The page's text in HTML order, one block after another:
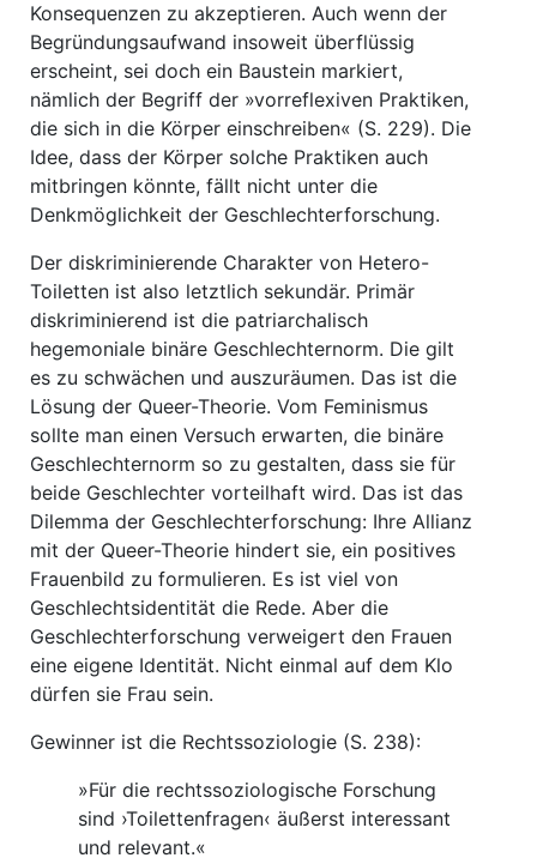
Konsequenzen zu akzeptieren. Auch wenn der
Begründungs­aufwand insoweit überflüssig
erscheint, sei doch ein Baustein markiert,
nämlich der Begriff der »vorreflexiven Praktiken,
die sich in die Körper einschreiben« (S. 229). Die
Idee, dass der Körper solche Praktiken auch
mitbringen könnte, fällt nicht unter die
Denkmöglichkeit der Geschlechterforschung.
Der diskriminierende Charakter von Hetero-
Toiletten ist also letztlich sekundär. Primär
diskriminierend ist die patriarchalisch
hegemoniale binäre Geschlechternorm. Die gilt
es zu schwächen und auszuräumen. Das ist die
Lösung der Queer-Theorie. Vom Feminismus
sollte man einen Versuch erwarten, die binäre
Geschlechternorm so zu gestalten, dass sie für
beide Geschlechter vorteilhaft wird. Das ist das
Dilemma der Geschlechterforschung: Ihre Allianz
mit der Queer-Theorie hindert sie, ein positives
Frauenbild zu formulieren. Es ist viel von
Geschlechtsidentität die Rede. Aber die
Geschlechterforschung verweigert den Frauen
eine eigene Identität. Nicht einmal auf dem Klo
dürfen sie Frau sein.
Gewinner ist die Rechtssoziologie (S. 238):
»Für die rechtssoziologische Forschung
sind ›Toilettenfragen‹ äußerst interessant
und relevant.«